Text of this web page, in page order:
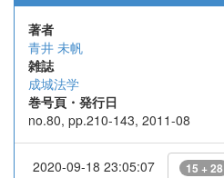
著者
青井 未帆
雑誌
成城法学
巻号頁・発行日
no.80, pp.210-143, 2011-08
2020-09-18 23:05:07 15 + 28